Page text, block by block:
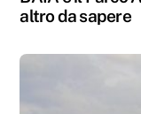
altro da sapere